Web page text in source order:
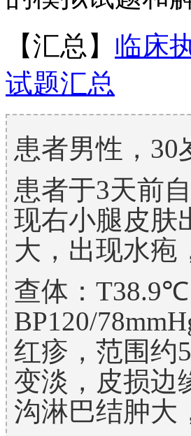
【汇总】 临床
试题汇总
患者男性，30
患者于3天前
现右小腿皮肤
大，出现水疱
查体：T38.9℃
BP120/
红疹，范围约
变淡，皮损边
沟淋巴结肿大